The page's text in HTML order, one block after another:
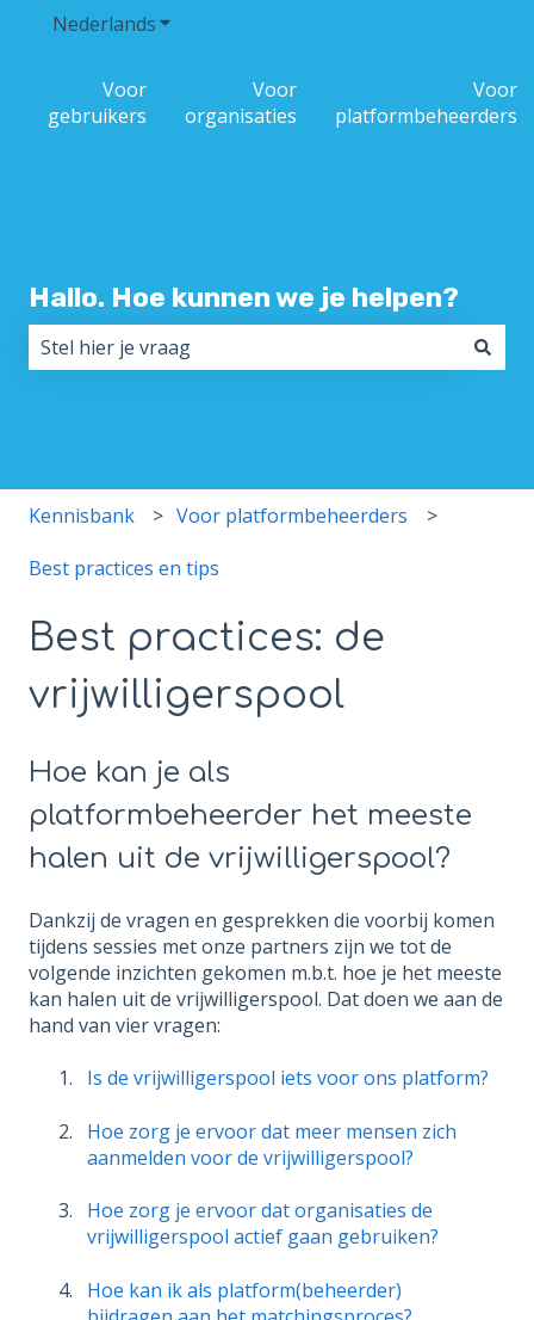
NederlandsSubmenu tonen voor vertalingen
Voor
gebruikers
Voor
organisaties
Voor
platformbeheerders
Hallo. Hoe kunnen we je helpen?
Kennisbank Voor platformbeheerders
Best practices en tips
Best practices: de
vrijwilligerspool
Hoe kan je als
platformbeheerder het meeste
halen uit de vrijwilligerspool?
Dankzij de vragen en gesprekken die voorbij komen
tijdens sessies met onze partners zijn we tot de
volgende inzichten gekomen m.b.t. hoe je het meeste
kan halen uit de vrijwilligerspool. Dat doen we aan de
hand van vier vragen:
Is de vrijwilligerspool iets voor ons platform?
Hoe zorg je ervoor dat meer mensen zich
aanmelden voor de vrijwilligerspool?
Hoe zorg je ervoor dat organisaties de
vrijwilligerspool actief gaan gebruiken?
Hoe kan ik als platform(beheerder)